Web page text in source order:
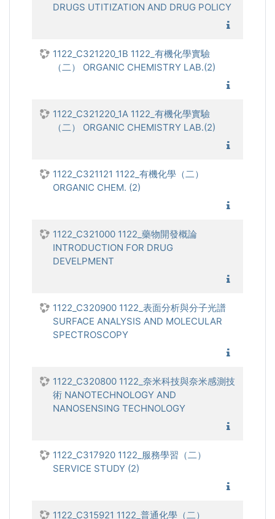
DRUGS UTITIZATION AND DRUG POLICY
1122_C321220_1B 1122_有機化學實驗
（二） ORGANIC CHEMISTRY LAB.(2)
1122_C321220_1A 1122_有機化學實驗
（二） ORGANIC CHEMISTRY LAB.(2)
1122_C321121 1122_有機化學（二）
ORGANIC CHEM. (2)
1122_C321000 1122_藥物開發概論
INTRODUCTION FOR DRUG
DEVELPMENT
1122_C320900 1122_表面分析與分子光譜
SURFACE ANALYSIS AND MOLECULAR
SPECTROSCOPY
1122_C320800 1122_奈米科技與奈米感測技
術 NANOTECHNOLOGY AND
NANOSENSING TECHNOLOGY
1122_C317920 1122_服務學習（二）
SERVICE STUDY (2)
1122_C315921 1122_普通化學（二）